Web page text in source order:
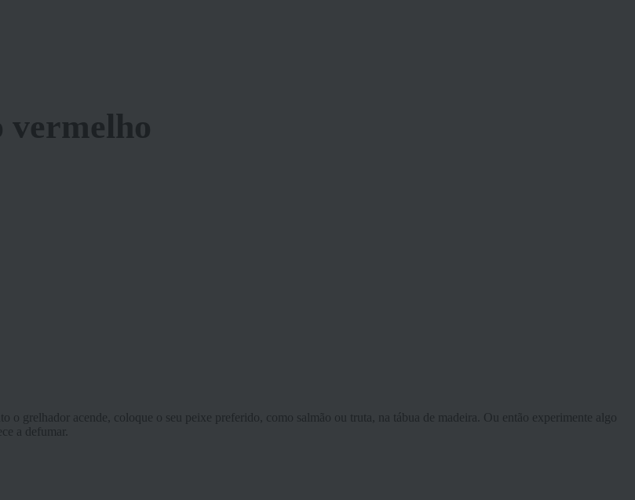
vermelho
o grelhador acende, coloque o seu peixe preferido, como salmão ou truta, na tábua de madeira. Ou então experimente algo
a defumar.